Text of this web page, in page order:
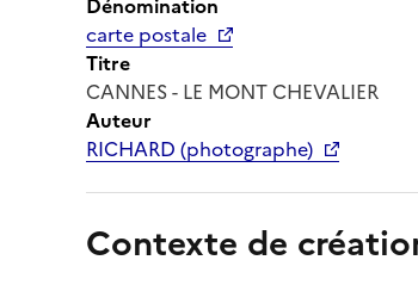
carte postale
Titre
CANNES - LE MONT CHEVALIER
Auteur
RICHARD (photographe)
Contexte de